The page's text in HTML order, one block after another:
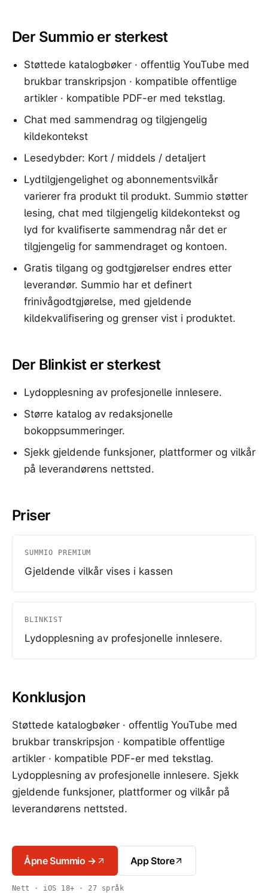
Der Summio er sterkest
Støttede katalogbøker · offentlig YouTube med
brukbar transkripsjon · kompatible offentlige
artikler · kompatible PDF-er med tekstlag.
Chat med sammendrag og tilgjengelig
kildekontekst
Lesedybder: Kort / middels / detaljert
Lydtilgjengelighet og abonnementsvilkår
varierer fra produkt til produkt. Summio støtter
lesing, chat med tilgjengelig kildekontekst og
lyd for kvalifiserte sammendrag når det er
tilgjengelig for sammendraget og kontoen.
Gratis tilgang og godtgjørelser endres etter
leverandør. Summio har et definert
frinivågodtgjørelse, med gjeldende
kildekvalifisering og grenser vist i produktet.
Der Blinkist er sterkest
Lydopplesning av profesjonelle innlesere.
Større katalog av redaksjonelle
bokoppsummeringer.
Sjekk gjeldende funksjoner, plattformer og vilkår
på leverandørens nettsted.
Priser
SUMMIO PREMIUM
Gjeldende vilkår vises i kassen
BLINKIST
Lydopplesning av profesjonelle innlesere.
Konklusjon
Støttede katalogbøker · offentlig YouTube med
brukbar transkripsjon · kompatible offentlige
artikler · kompatible PDF-er med tekstlag.
Lydopplesning av profesjonelle innlesere. Sjekk
gjeldende funksjoner, plattformer og vilkår på
leverandørens nettsted.
Åpne Summio → App Store
Nett · iOS 18+ · 27 språk